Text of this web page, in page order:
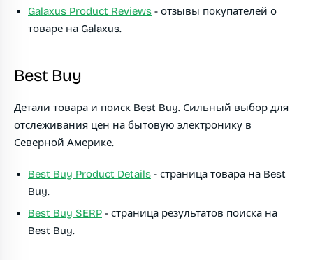
Galaxus Product Reviews - отзывы покупателей о
товаре на Galaxus.
Best Buy
Детали товара и поиск Best Buy. Сильный выбор для
отслеживания цен на бытовую электронику в
Северной Америке.
Best Buy Product Details - страница товара на Best
Buy.
Best Buy SERP - страница результатов поиска на
Best Buy.